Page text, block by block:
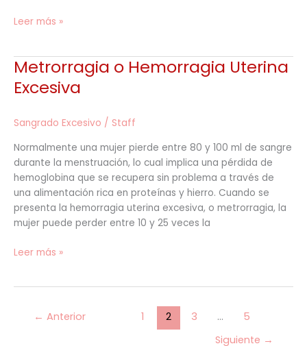
Leer más »
Metrorragia o Hemorragia Uterina
Excesiva
Sangrado Excesivo / Staff
Normalmente una mujer pierde entre 80 y 100 ml de sangre
durante la menstruación, lo cual implica una pérdida de
hemoglobina que se recupera sin problema a través de
una alimentación rica en proteínas y hierro. Cuando se
presenta la hemorragia uterina excesiva, o metrorragia, la
mujer puede perder entre 10 y 25 veces la
Metrorragia
Hemorragia
Excesiva
Leer más »
← Anterior 1 2 3 …
5
Siguiente →